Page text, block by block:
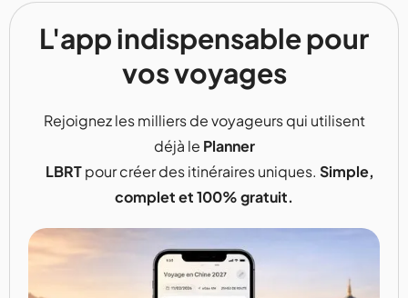
L'app indispensable pour
vos voyages
Rejoignez les milliers de voyageurs qui utilisent
déjà le Planner
LBRTpour créer des itinéraires uniques. Simple,
complet et 100% gratuit.